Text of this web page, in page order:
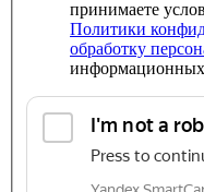
принимаете
Политики
обработку